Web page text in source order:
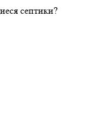
септики?